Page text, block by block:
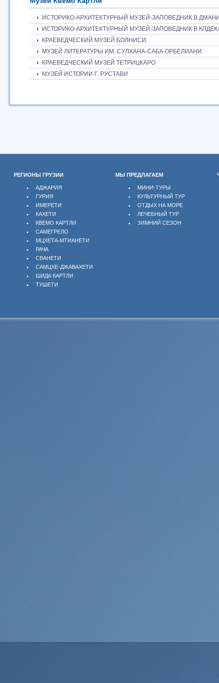
ИСТОРИКО-АРХИТЕКТУРНЫЙ МУЗЕЙ-ЗАПОВЕДНИК В
ИСТОРИКО-АРХИТЕКТУРНЫЙ МУЗЕЙ-ЗАПОВЕДНИК В
КРАЕВЕДЧЕСКИЙ МУЗЕЙ БОЛНИСИ
МУЗЕЙ ЛИТЕРАТУРЫ ИМ. СУЛХАНА-САБА ОРБЕЛИАНИ
КРАЕВЕДЧЕСКИЙ МУЗЕЙ ТЕТРИЦКАРО
МУЗЕЙ ИСТОРИИ Г. РУСТАВИ
РЕГИОНЫ ГРУЗИИ МЫ ПРЕДЛАГАЕМ
АДЖАРИЯ
ГУРИЯ
ИМЕРЕТИ
КАХЕТИ
КВЕМО КАРТЛИ
САМЕГРЕЛО
МЦХЕТА-МТИАНЕТИ
РАЧА
СВАНЕТИ
САМЦХЕ-ДЖАВАХЕТИ
ШИДА КАРТЛИ
ТУШЕТИ
МИНИ-ТУРЫ
КУЛЬТУРНЫЙ ТУР
ОТДЫХ НА МОРЕ
ЛЕЧЕБНЫЙ ТУР
ЗИМНИЙ СЕЗОН